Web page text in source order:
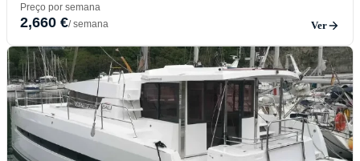
Preço por semana
2,660 €/ semana Ver